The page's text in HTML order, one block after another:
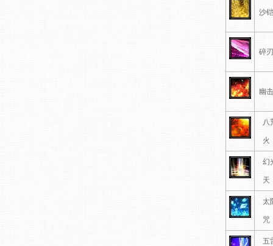
沙
碎
幽
八
火
幻
天
太
咒
五